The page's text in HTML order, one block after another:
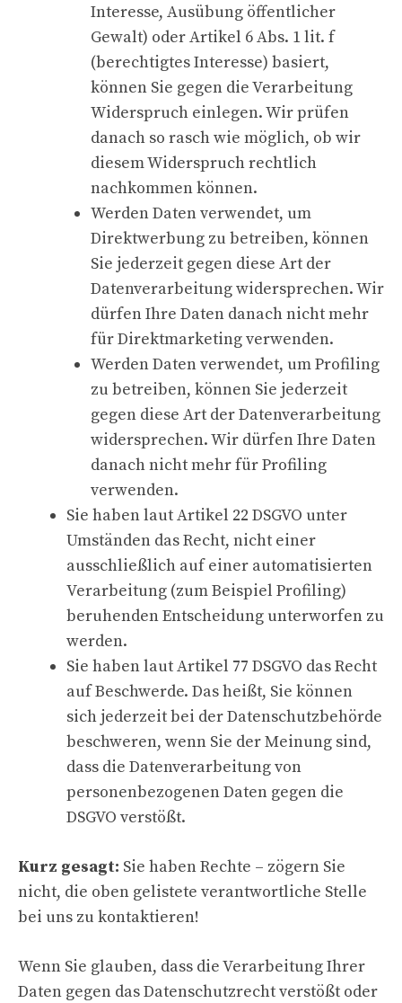
Interesse, Ausübung öffentlicher
Gewalt) oder Artikel 6 Abs. 1 lit. f
(berechtigtes Interesse) basiert,
können Sie gegen die Verarbeitung
Widerspruch einlegen. Wir prüfen
danach so rasch wie möglich, ob wir
diesem Widerspruch rechtlich
nachkommen können.
Werden Daten verwendet, um
Direktwerbung zu betreiben, können
Sie jederzeit gegen diese Art der
Datenverarbeitung widersprechen. Wir
dürfen Ihre Daten danach nicht mehr
für Direktmarketing verwenden.
Werden Daten verwendet, um Profiling
zu betreiben, können Sie jederzeit
gegen diese Art der Datenverarbeitung
widersprechen. Wir dürfen Ihre Daten
danach nicht mehr für Profiling
verwenden.
Sie haben laut Artikel 22 DSGVO unter
Umständen das Recht, nicht einer
ausschließlich auf einer automatisierten
Verarbeitung (zum Beispiel Profiling)
beruhenden Entscheidung unterworfen zu
werden.
Sie haben laut Artikel 77 DSGVO das Recht
auf Beschwerde. Das heißt, Sie können
sich jederzeit bei der Datenschutzbehörde
beschweren, wenn Sie der Meinung sind,
dass die Datenverarbeitung von
personenbezogenen Daten gegen die
DSGVO verstößt.
Kurz gesagt: Sie haben Rechte – zögern Sie
nicht, die oben gelistete verantwortliche Stelle
bei uns zu kontaktieren!
Wenn Sie glauben, dass die Verarbeitung Ihrer
Daten gegen das Datenschutzrecht verstößt oder